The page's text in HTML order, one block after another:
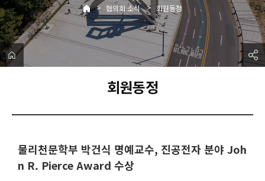
> 협의회 소식 > 회원동정
회원동정
물리천문학부 박건식 명예교수, 진공전자 분야 Joh
n R. Pierce Award 수상